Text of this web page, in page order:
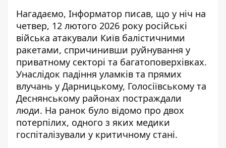
Нагадаємо, Інформатор писав, що у ніч на
четвер, 12 лютого 2026 року російські
війська атакували Київ балістичними
ракетами, спричинивши руйнування у
приватному секторі та багатоповерхівках.
Унаслідок падіння уламків та прямих
влучань у Дарницькому, Голосіївському та
Деснянському районах постраждали
люди. На ранок було відомо про двох
потерпілих, одного з яких медики
госпіталізували у критичному стані.